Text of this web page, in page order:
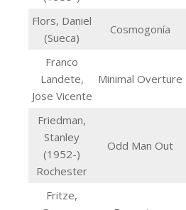
Flors, Daniel
(Sueca)
Cosmogonía
Franco
Landete,
Jose Vicente
Minimal Overture
Friedman,
Stanley
(1952-)
Rochester
Odd Man Out
Fritze,